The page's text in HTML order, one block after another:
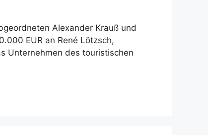
Alexander Krauß und
EUR an René Lötzsch,
Unternehmen des touristischen